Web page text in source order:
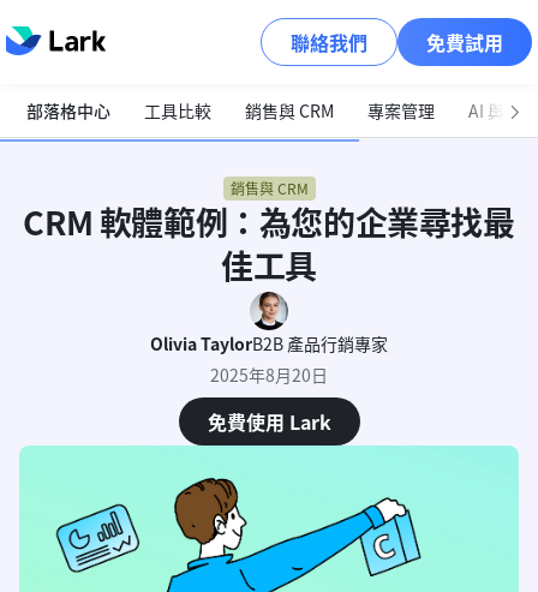
聯絡我們 免費試用
部落格中心 工具比較 銷售與 CRM 專案管理 AI 與自
銷售與 CRM
CRM 軟體範例：為您的企業尋找最
佳工具
Olivia TaylorB2B 產品行銷專家
2025年8月20日
免費使用 Lark